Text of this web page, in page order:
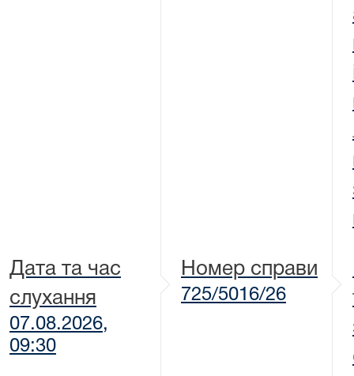
Дата та час
слухання
07.08.2026,
09:30
Номер справи
725/5016/26